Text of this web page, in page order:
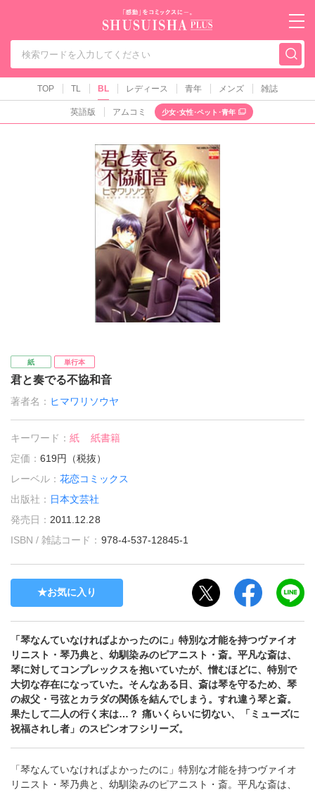
秋水社PLUS（テ
TOP TL BL レディース 青年 メンズ 雑誌
英語版 アムコミ 少女･女性･ペット･青年
紙 単行本
君と奏でる不協和音
著者名： ヒマワリソウヤ
キーワード：紙
紙書籍
定価：619円（税抜）
レーベル：花恋コミックス
出版社： 日本文芸社
発売日： 2011.12.28
ISBN / 雑誌コード： 978-4-537-12845-1
お気に入り
「琴なんていなければよかったのに」特別な才能を持つヴァイオ
リニスト・琴乃典と、幼馴染みのピアニスト・斎。平凡な斎は、
琴に対してコンプレックスを抱いていたが、憎むほどに、特別で
大切な存在になっていた。そんなある日、斎は琴を守るため、琴
の叔父・弓弦とカラダの関係を結んでしまう。すれ違う琴と斎。
果たして二人の行く末は…？ 痛いくらいに切ない、「ミューズに
祝福されし者」のスピンオフシリーズ。
「琴なんていなければよかったのに」特別な才能を持つヴァイオ
リニスト・琴乃典と、幼馴染みのピアニスト・斎。平凡な斎は、